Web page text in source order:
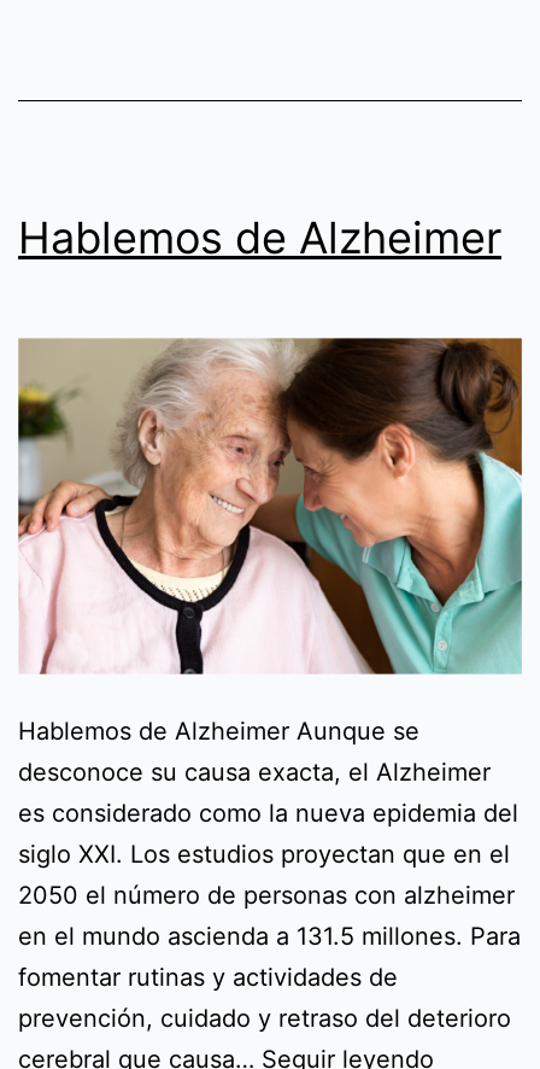
Hablemos de Alzheimer
Hablemos de Alzheimer Aunque se
desconoce su causa exacta, el Alzheimer
es considerado como la nueva epidemia del
siglo XXI. Los estudios proyectan que en el
2050 el número de personas con alzheimer
en el mundo ascienda a 131.5 millones. Para
fomentar rutinas y actividades de
prevención, cuidado y retraso del deterioro
cerebral que causa… Seguir leyendo